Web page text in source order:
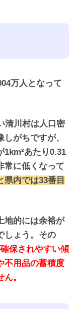
万人となって
清川村は人口密
がちですが、
1km²あたり0.31
常に低くなって
県内では33番目
地的には余裕が
しょう。その
保されやすい傾
不用品の蓄積度
。